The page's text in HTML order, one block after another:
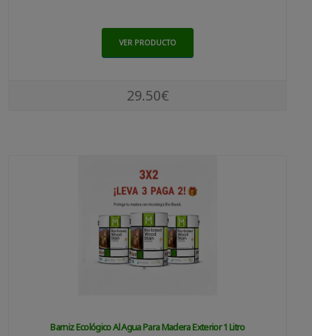
VER PRODUCTO
29.50€
Barniz Ecológico Al Agua Para Madera Exterior 1 Litro